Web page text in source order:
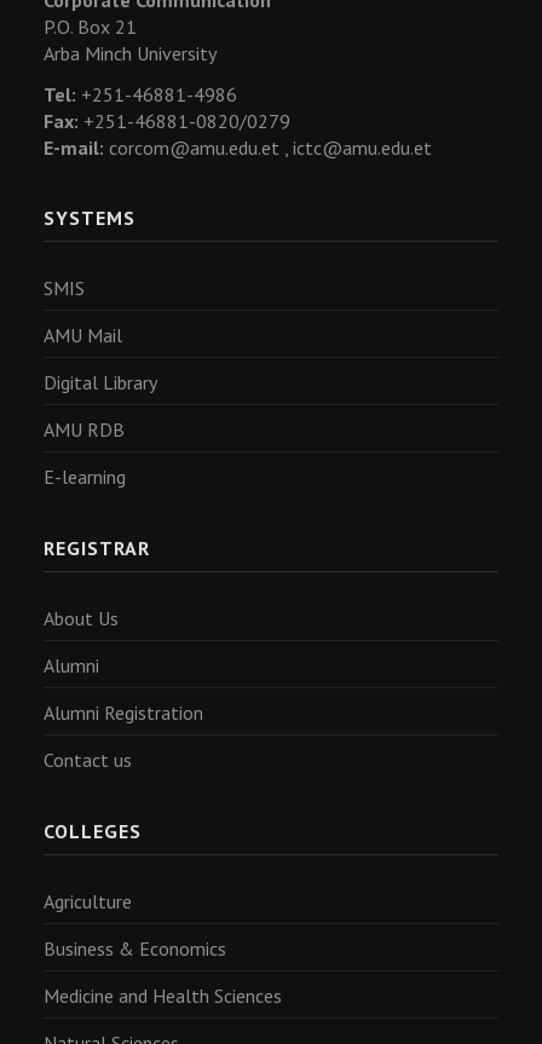
P.O. Box 21
Arba Minch University
Tel: +251-46881-4986
Fax: +251-46881-0820/0279
E-mail: corcom@amu.edu.et , ictc@amu.edu.et
SYSTEMS
SMIS
AMU Mail
Digital Library
AMU RDB
E-learning
REGISTRAR
About Us
Alumni
Alumni Registration
Contact us
COLLEGES
Agriculture
Business & Economics
Medicine and Health Sciences